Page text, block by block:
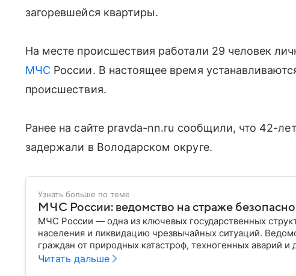
загоревшейся квартиры.
На месте происшествия работали 29 человек
МЧС России. В настоящее время
происшествия.
Ранее на сайте pravda-nn.ru сообщили, что 42-
задержали в Володарском округе.
Узнать больше по теме
МЧС России: ведомство на страже
МЧС России — одна из ключевых государственных
населения и ликвидацию чрезвычайных ситуаций.
граждан от природных катастроф, техногенных аварий и
разбираем, что представляет собой МЧС, как оно
Читать дальше